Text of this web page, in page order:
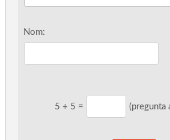
Nom:
5 + 5 = (pregunta